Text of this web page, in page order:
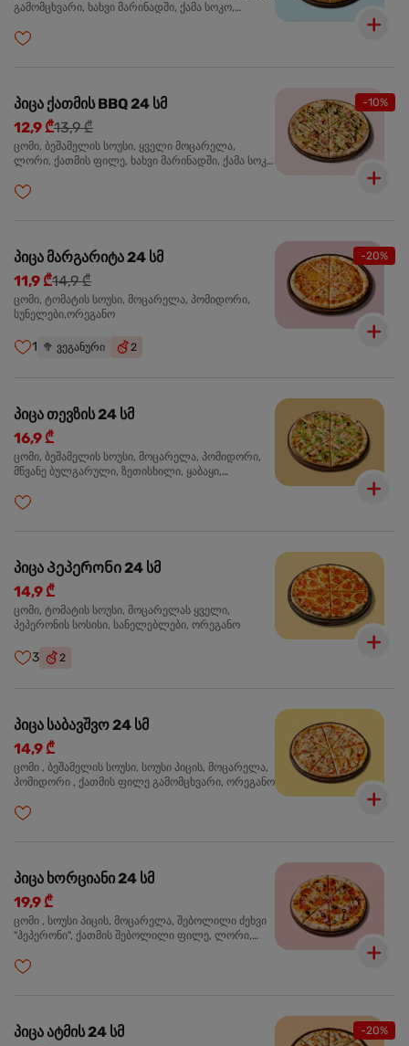
გამომცხვარი, ხახვი მარინადში, ქამა სოკო,
-10%
პიცა ქათმის BBQ 24 სმ
12,9 ₾13,9 ₾
ცომი, ბეშამელის სოუსი, ყველი მოცარელა,
ლორი, ქათმის ფილე, ხახვი მარინადში, ქამა სოკო
-20%
პიცა მარგარიტა 24 სმ
11,9 ₾14,9 ₾
ცომი, ტომატის სოუსი, მოცარელა, პომიდორი,
სუნელები,ორეგანო
1 🥦 ვეგანური 2
პიცა თევზის 24 სმ
16,9 ₾
ცომი, ბეშამელის სოუსი, მოცარელა, პომიდორი,
მწვანე ბულგარული, ზეთისხილი, ყაბაყი,
ორეგანო
პიცა Პეპერონი 24 სმ
14,9 ₾
ცომი, ტომატის სოუსი, მოცარელას ყველი,
პეპერონის სოსისი, სანელებლები, ორეგანო
3 2
პიცა საბავშვო 24 სმ
14,9 ₾
ცომი , ბეშამელის სოუსი, სოუსი პიცის, მოცარელა,
პომიდორი , ქათმის ფილე გამომცხვარი, ორეგანო
პიცა ხორციანი 24 სმ
19,9 ₾
ცომი , სოუსი პიცის, მოცარელა, შებოლილი ძეხვი
"პეპერონი", ქათმის შებოლილი ფილე, ლორი,
-20%
პიცა ატმის 24 სმ